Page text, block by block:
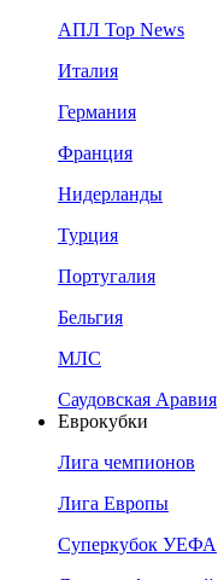
АПЛ Top News
Италия
Германия
Франция
Нидерланды
Турция
Португалия
Бельгия
МЛС
Саудовская Аравия
Еврокубки
Лига чемпионов
Лига Европы
Суперкубок УЕФА